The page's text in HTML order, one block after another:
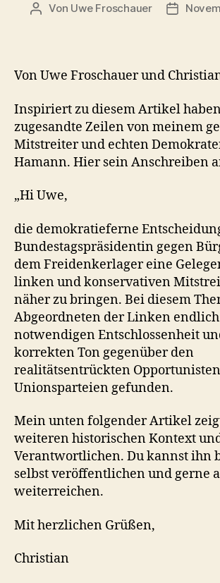
Beitragsautor
Von Uwe Froschauer
Von Uwe Froschauer und
Inspiriert zu diesem Artikel
zugesandte Zeilen von meinem
Mitstreiter und echten
Hamann. Hier sein Anschreiben
„Hi Uwe,
die demokratieferne
Bundestagspräsidentin gegen
dem Freidenkerlager eine
linken und konservativen
näher zu bringen. Bei diesem
Abgeordneten der Linken
notwendigen Entschlossenheit
korrekten Ton gegenüber den
realitätsentrückten
Unionsparteien gefunden.
Mein unten folgender Artikel
weiteren historischen Kontext
Verantwortlichen. Du kannst ihn
selbst veröffentlichen und gerne
weiterreichen.
Mit herzlichen Grüßen,
Christian